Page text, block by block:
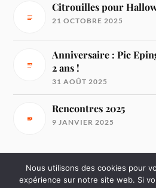
Citrouilles pour
21 OCTOBRE 2025
Anniversaire : Pic
2 ans !
31 AOÛT 2025
Rencontres 2025
9 JANVIER 2025
Nous utilisons des cookies pour
expérience sur notre site web. Si